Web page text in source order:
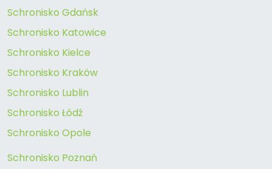
Schronisko Gdańsk
Schronisko Katowice
Schronisko Kielce
Schronisko Kraków
Schronisko Lublin
Schronisko Łódź
Schronisko Opole
Schronisko Poznań